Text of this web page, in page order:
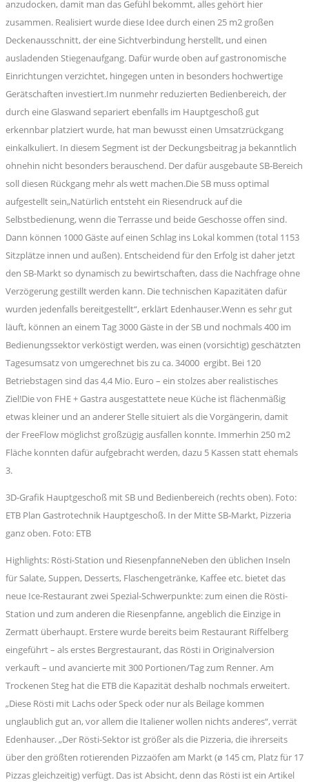
anzudocken, damit man das Gefühl bekommt, alles gehört hier
zusammen. Realisiert wurde diese Idee durch einen 25 m2 großen
Deckenausschnitt, der eine Sichtverbindung herstellt, und einen
ausladenden Stiegenaufgang. Dafür wurde oben auf gastronomische
Einrichtungen verzichtet, hingegen unten in besonders hochwertige
Gerätschaften investiert.Im nunmehr reduzierten Bedienbereich, der
durch eine Glaswand separiert ebenfalls im Hauptgeschoß gut
erkennbar platziert wurde, hat man bewusst einen Umsatzrückgang
einkalkuliert. In diesem Segment ist der Deckungsbeitrag ja bekanntlich
ohnehin nicht besonders berauschend. Der dafür ausgebaute SB-Bereich
soll diesen Rückgang mehr als wett machen.Die SB muss optimal
aufgestellt sein„Natürlich entsteht ein Riesendruck auf die
Selbstbedienung, wenn die Terrasse und beide Geschosse offen sind.
Dann können 1000 Gäste auf einen Schlag ins Lokal kommen (total 1153
Sitzplätze innen und außen). Entscheidend für den Erfolg ist daher jetzt
den SB-Markt so dynamisch zu bewirtschaften, dass die Nachfrage ohne
Verzögerung gestillt werden kann. Die technischen Kapazitäten dafür
wurden jedenfalls bereitgestellt“, erklärt Edenhauser.Wenn es sehr gut
läuft, können an einem Tag 3000 Gäste in der SB und nochmals 400 im
Bedienungssektor verköstigt werden, was einen (vorsichtig) geschätzten
Tagesumsatz von umgerechnet bis zu ca. 34000  ergibt. Bei 120
Betriebstagen sind das 4,4 Mio. Euro – ein stolzes aber realistisches
Ziel!Die von FHE + Gastra ausgestattete neue Küche ist flächenmäßig
etwas kleiner und an anderer Stelle situiert als die Vorgängerin, damit
der FreeFlow möglichst großzügig ausfallen konnte. Immerhin 250 m2
Fläche konnten dafür aufgebracht werden, dazu 5 Kassen statt ehemals
3.
3D-Grafik Hauptgeschoß mit SB und Bedienbereich (rechts oben). Foto:
ETB Plan Gastrotechnik Hauptgeschoß. In der Mitte SB-Markt, Pizzeria
ganz oben. Foto: ETB
Highlights: Rösti-Station und RiesenpfanneNeben den üblichen Inseln
für Salate, Suppen, Desserts, Flaschengetränke, Kaffee etc. bietet das
neue Ice-Restaurant zwei Spezial-Schwerpunkte: zum einen die Rösti-
Station und zum anderen die Riesenpfanne, angeblich die Einzige in
Zermatt überhaupt. Erstere wurde bereits beim Restaurant Riffelberg
eingeführt – als erstes Bergrestaurant, das Rösti in Originalversion
verkauft – und avancierte mit 300 Portionen/Tag zum Renner. Am
Trockenen Steg hat die ETB die Kapazität deshalb nochmals erweitert.
„Diese Rösti mit Lachs oder Speck oder nur als Beilage kommen
unglaublich gut an, vor allem die Italiener wollen nichts anderes“, verrät
Edenhauser. „Der Rösti-Sektor ist größer als die Pizzeria, die ihrerseits
über den größten rotierenden Pizzaöfen am Markt (ø 145 cm, Platz für 17
Pizzas gleichzeitig) verfügt. Das ist Absicht, denn das Rösti ist ein Artikel